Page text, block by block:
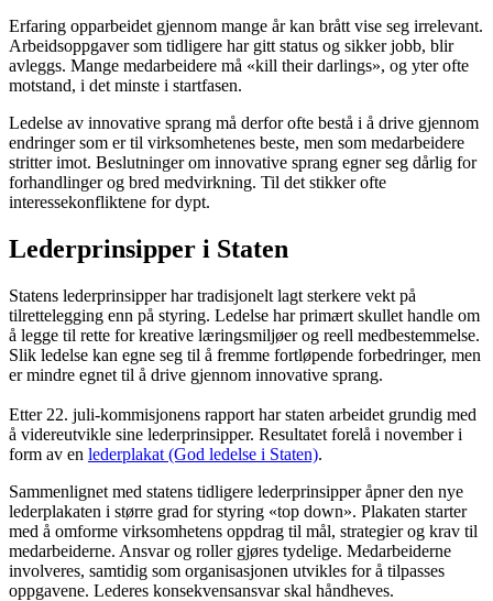
Erfaring opparbeidet gjennom mange år kan brått vise seg irrelevant.
Arbeidsoppgaver som tidligere har gitt status og sikker jobb, blir
avleggs. Mange medarbeidere må «kill their darlings», og yter ofte
motstand, i det minste i startfasen.
Ledelse av innovative sprang må derfor ofte bestå i å drive gjennom
endringer som er til virksomhetenes beste, men som medarbeidere
stritter imot. Beslutninger om innovative sprang egner seg dårlig for
forhandlinger og bred medvirkning. Til det stikker ofte
interessekonfliktene for dypt.
Lederprinsipper i Staten
Statens lederprinsipper har tradisjonelt lagt sterkere vekt på
tilrettelegging enn på styring. Ledelse har primært skullet handle om
å legge til rette for kreative læringsmiljøer og reell medbestemmelse.
Slik ledelse kan egne seg til å fremme fortløpende forbedringer, men
er mindre egnet til å drive gjennom innovative sprang.
Etter 22. juli-kommisjonens rapport har staten arbeidet grundig med
å videreutvikle sine lederprinsipper. Resultatet forelå i november i
form av en lederplakat (God ledelse i Staten).
Sammenlignet med statens tidligere lederprinsipper åpner den nye
lederplakaten i større grad for styring «top down». Plakaten starter
med å omforme virksomhetens oppdrag til mål, strategier og krav til
medarbeiderne. Ansvar og roller gjøres tydelige. Medarbeiderne
involveres, samtidig som organisasjonen utvikles for å tilpasses
oppgavene. Lederes konsekvensansvar skal håndheves.